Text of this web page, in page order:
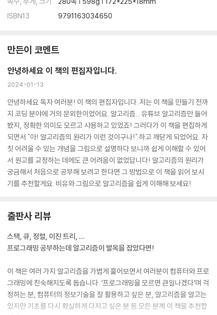
ISBN13
9791163034650
만든이 코멘트
안녕하세요 이 책의 편집자입니다.
2024-01-13
안녕하세요 독자 여러분! 이 책의 편집자입니다. 저는 이 책을 만들기 전까
지 코딩 분야에 거의 문외한이었어요. 알고리즘... 유튜브 알고리즘만 들어
봤지, 정확한 의미도 모르고 사용하고 있었죠! 그러다가 이 책을 편집하게
되면서 "아! 알고리즘의 원리가 이런 것이구나!" 하고 깨닫게 되었어요. 자
칫 어려울 수 있는 개념을 그림으로 설명하다 보니까 쉽게 이해할 수 있어
서 원고를 교정하는 데에도 큰 어려움이 없었답니다! 알고리즘의 원리가
궁금해서 처음으로 공부해 보려고 한다면 그 방법으로 이 책을 읽어 보시
기를 추천할게요. 비유와 그림으로 알고리즘을 쉽게 이해해 보세요!
출판사 리뷰
스택, 큐, 정렬, 이진 트리, …
프로그래밍 공부하는데 알고리즘이 발목을 잡았다면!
이 책은 여러 가지 알고리즘을 가볍게 훑어보면서 여러분이 컴퓨터와 프로
그래밍에 친숙해지도록 돕습니다. ‘프로그래밍을 모르면 큰일나겠다’며 걱
정하는 분, 컴퓨터의 정보기술을 잘 활용하고 싶은 분, 알고리즘을 알고는
있지만 기초를 다시 확실하게 다지고 싶은 분 등 모든 분께 이 책을 추천합